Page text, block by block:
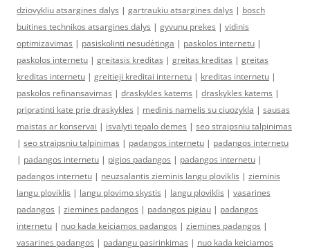
dziovykliu atsargines dalys | gartraukiu atsargines dalys | bosch
buitines technikos atsargines dalys | gyvunu prekes | vidinis
optimizavimas | pasiskolinti nesudėtinga | paskolos internetu |
paskolos internetu | greitasis kreditas | greitas kreditas | greitas
kreditas internetu | greitieji kreditai internetu | kreditas internetu |
paskolos refinansavimas | draskykles katems | draskykles katems |
pripratinti kate prie draskykles | medinis namelis su ciuozykla | sausas
maistas ar konservai | isvalyti tepalo demes | seo straipsniu talpinimas
| seo straipsniu talpinimas | padangos internetu | padangos internetu
| padangos internetu | pigios padangos | padangos internetu |
padangos internetu | neuzsalantis zieminis langu ploviklis | zieminis
langu ploviklis | langu plovimo skystis | langu ploviklis | vasarines
padangos | ziemines padangos | padangos pigiau | padangos
internetu | nuo kada keiciamos padangos | ziemines padangos |
vasarines padangos | padangu pasirinkimas | nuo kada keiciamos